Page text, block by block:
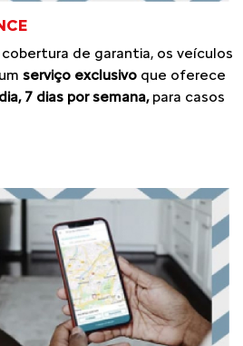
de garantia, os veículos
serviço exclusivo que oferece
7 dias por semana,para casos